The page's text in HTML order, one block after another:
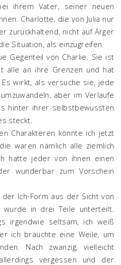
ihrem Vater, seiner neuen
Charlotte, die von Julia nur
zurückhaltend, nicht auf Ärger
Situation, als einzugreifen.
Gegenteil von Charlie. Sie ist
alle an ihre Grenzen und hat
wirkt, als versuche sie, jede
aber im Verlaufe
hinter ihrer selbstbewussten
steckt.
Charakteren könnte ich jetzt
waren nämlich alle ziemlich
hatte jeder von ihnen einen
wunderbar zum Vorschein
Ich-Form aus der Sicht von
wurde in drei Teile unterteilt.
irgendwie seltsam, ich weiß
ich brauchte eine Weile, um
Nach zwanzig, vielleicht
vergessen und der